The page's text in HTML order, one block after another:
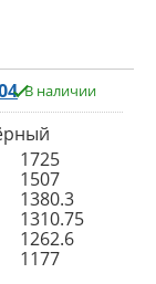
В наличии
1725
1507
1380.3
1310.75
1262.6
1177